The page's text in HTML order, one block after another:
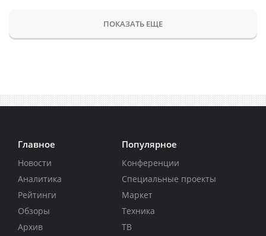
ПОКАЗАТЬ ЕЩЕ
Главное
Новости
Аналитика
Рейтинги
Обзоры
Архив
Популярное
Конференции
Специальные проекты
Маркет
Техника
ТВ